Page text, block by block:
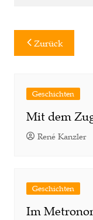
Zurück
Geschichten
Mit dem
René Kanzler
Geschichten
Im